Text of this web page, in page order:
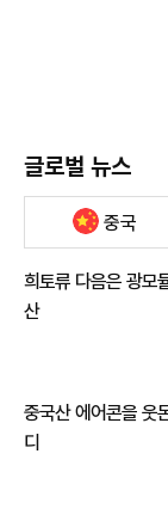
글로벌 뉴스
중국
희토류 다음은 광모
산
중국산 에어콘을 웃
디